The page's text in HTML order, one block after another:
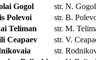
Gogol
str. N. Gogol
Polevoi
str. B.
Teliman
str. M.
Ceapaev
str. V.
str.